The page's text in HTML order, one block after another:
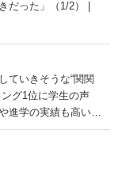
った」（1/2） |
ていきそうな“関関
グ1位に学生の声
進学の実績も高い」